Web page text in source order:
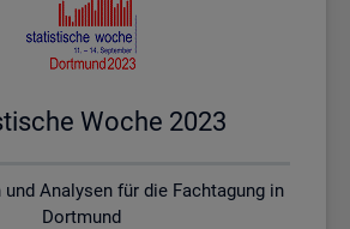
Woche 2023
Analysen für die Fachtagung in
Dortmund